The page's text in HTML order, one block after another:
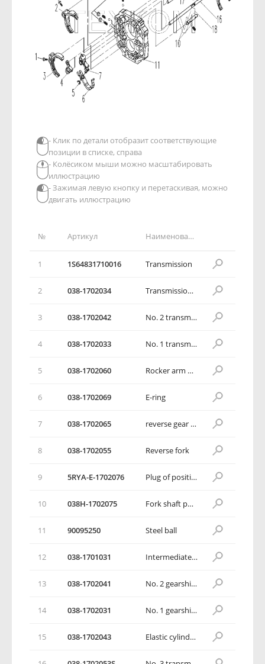
№ Артикул Наименование детали
1 1S64831710016 Transmission
2 038-1702034 Transmission fork positioning bolt
3 038-1702042 No. 2 transmission fork
4 038-1702033 No. 1 transmission fork
5 038-1702060 Rocker arm bracket for reverse gear and change gear
6 038-1702069 E-ring
7 038-1702065 reverse gear shifting rocker arm
8 038-1702055 Reverse fork
9 5RYA-E-1702076 Plug of positioning spring
10 038Н-1702075 Fork shaft positioning spring
11 90095250 Steel ball
12 038-1701031 Intermediate plate
13 038-1702041 No. 2 gearshift shaft
14 038-1702031 No. 1 gearshift shaft
15 038-1702043 Elastic cylindrical pin
- Клик по детали отобразит соответствующие
позиции в списке, справа
- Колёсиком мыши можно масштабировать
иллюстрацию
- Зажимая левую кнопку и перетаскивая, можно
двигать иллюстрацию